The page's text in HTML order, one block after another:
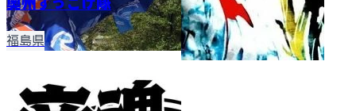
福島県